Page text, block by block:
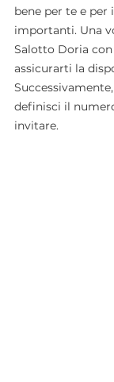
bene per te e
importanti. Una
Salotto Doria
assicurarti la
definisci il
invitare.